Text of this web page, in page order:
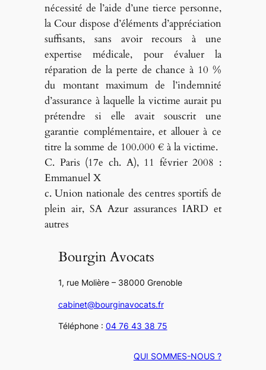
nécessité de l’aide d’une tierce personne,
la Cour dispose d’éléments d’appréciation
suffisants, sans avoir recours à une
expertise médicale, pour évaluer la
réparation de la perte de chance à 10 %
du montant maximum de l’indemnité
d’assurance à laquelle la victime aurait pu
prétendre si elle avait souscrit une
garantie complémentaire, et allouer à ce
titre la somme de 100.000 € à la victime.
C. Paris (17e ch. A), 11 février 2008 :
Emmanuel X
c. Union nationale des centres sportifs de
plein air, SA Azur assurances IARD et
autres
Bourgin Avocats
1, rue Molière – 38000 Grenoble
cabinet@bourginavocats.fr
Téléphone : 04 76 43 38 75
QUI SOMMES-NOUS ?